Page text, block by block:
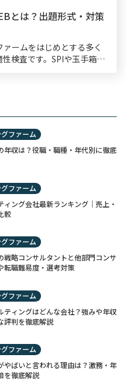
とは？出題形式・対策
ームをはじめとする多く
検査です。SPIや玉手箱と
ファーム
年収は？役職・職種・年代別に徹底
ファーム
ィング会社最新ランキング｜売上・
較
ファーム
戦略コンサルタントと他部門コンサ
転職難易度・選考対策
ファーム
ティングはどんな会社？強みや年収
評判を徹底解説
ファーム
やばいと言われる理由は？激務・年
を徹底解説